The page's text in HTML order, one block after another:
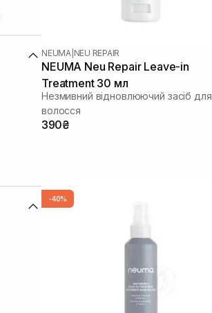
NEUMA NEU REPAIR
NEUMA Neu Repair Leave-in
Treatment 30 мл
Незмивний відновлюючий засіб для
волосся
390₴
-40%